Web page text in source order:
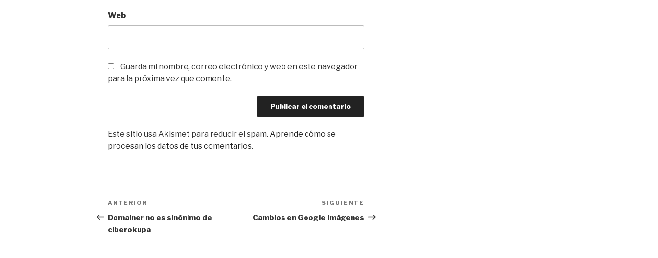
Web
Guarda mi nombre, correo electrónico y web en este navegador
para la próxima vez que comente.
Este sitio usa Akismet para reducir el spam. Aprende cómo se
procesan los datos de tus comentarios.
Navegación
de
entradas
Entrada
anterior:
ANTERIOR
Domainer no es sinónimo de
ciberokupa
entrada
SIGUIENTE
Cambios en Google Imágenes